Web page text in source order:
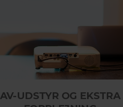
AV-UDSTYR OG EKSTRA